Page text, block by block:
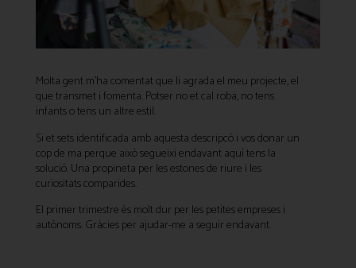
Molta gent m’ha comentat que li agrada el meu projecte, el
que transmet i fomenta. Potser no et cal roba, no tens
infants o tens un altre estil.
Si et sets identificada amb aquesta descripcó i vos donar un
cop de ma perque això segueixi endavant aquí tens la
solució. Una propineta per les estones de riure i les
curiositats comparides.
El primer trimestre és molt dur per les petites empreses i
autònoms. Gràcies per ajudar-me a seguir endavant.